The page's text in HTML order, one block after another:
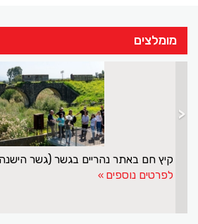
מומלצים
קיץ חם באתר נהריים בגשר (גשר הישנה)
לפרטים נוספים
<